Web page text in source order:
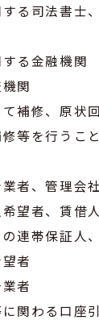
る司法書士
る金融機関
関
補修、原状
等を行うこ
者、管理会社
望者、賃借
連帯保証人
者
者
関わる口座